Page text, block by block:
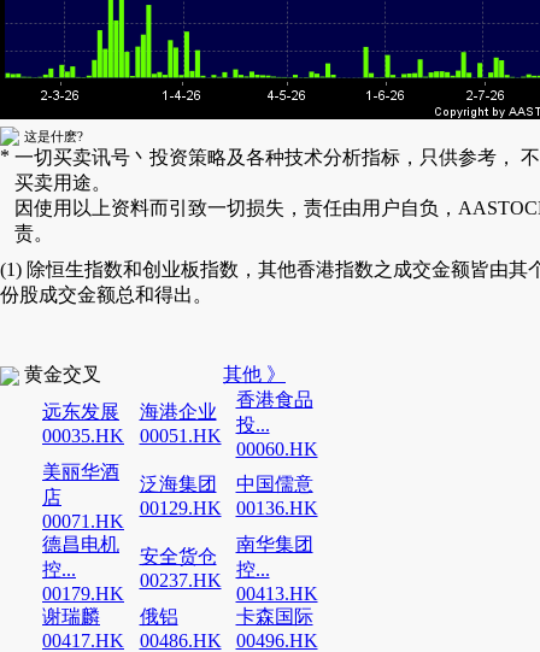
这是什麽?
* 一切买卖讯号丶投资策略及各种技术分析指标，只供参考，
买卖用途。
因使用以上资料而引致一切损失，责任由用户自负，
责。
(1) 除恒生指数和创业板指数，其他香港指数之成交金额皆由其
份股成交金额总和得出。
黄金交叉
其他 》
远东发展
00035.HK
海港企业
00051.HK
香港食品
投...
00060.HK
美丽华酒
店
00071.HK
泛海集团
00129.HK
中国儒意
00136.HK
德昌电机
控...
00179.HK
安全货仓
00237.HK
南华集团
控...
00413.HK
谢瑞麟
00417.HK
俄铝
00486.HK
卡森国际
00496.HK